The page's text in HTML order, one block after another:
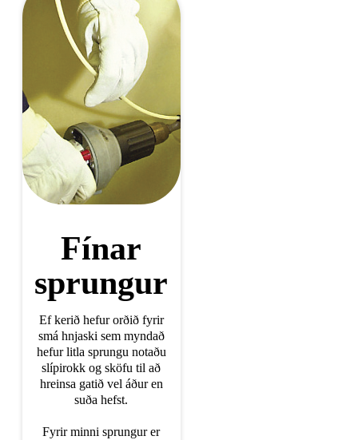
Fínar
sprungur
Ef kerið hefur orðið fyrir
smá hnjaski sem myndað
hefur litla sprungu notaðu
slípirokk og sköfu til að
hreinsa gatið vel áður en
suða hefst.
Fyrir minni sprungur er